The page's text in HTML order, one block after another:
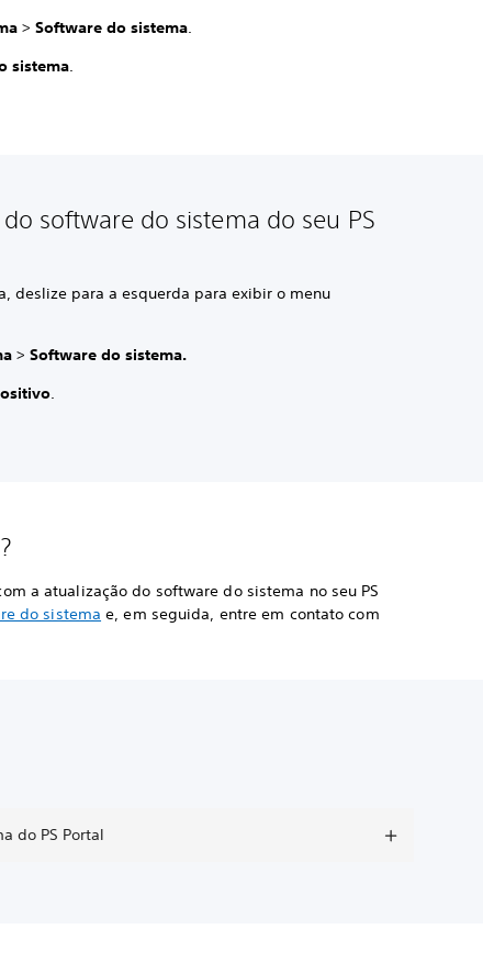
>Software do sistema.
sistema.
software do sistema do seu PS
deslize para a esquerda para exibir o menu
>Software do sistema.
.
a atualização do software do sistema no seu PS
do sistema e, em seguida, entre em contato com
do PS Portal